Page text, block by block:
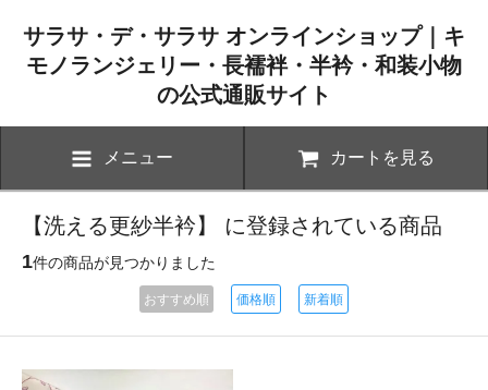
サラサ・デ・サラサ オンラインショップ｜キ
モノランジェリー・長襦袢・半衿・和装小物
の公式通販サイト
メニュー カートを見る
【洗える更紗半衿】 に登録されている商品
1件の商品が見つかりました
おすすめ順 価格順 新着順